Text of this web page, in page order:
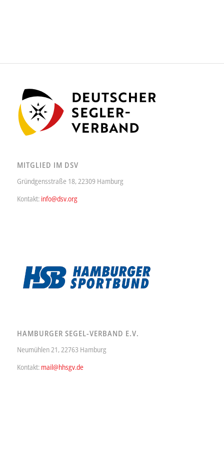
MITGLIED IM DSV
Gründgensstraße 18, 22309 Hamburg
Kontakt: info@dsv.org
HAMBURGER SEGEL-VERBAND E.V.
Neumühlen 21, 22763 Hamburg
Kontakt: mail@hhsgv.de